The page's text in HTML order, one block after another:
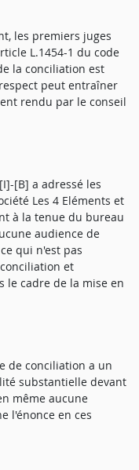
les premiers juges
L.1454-1 du code
la conciliation est
peut entraîner
rendu par le conseil
[B] a adressé les
Les 4 Eléments et
à la tenue du bureau
audience de
qui n'est pas
et
le cadre de la mise en
de conciliation a un
substantielle devant
même aucune
l'énonce en ces